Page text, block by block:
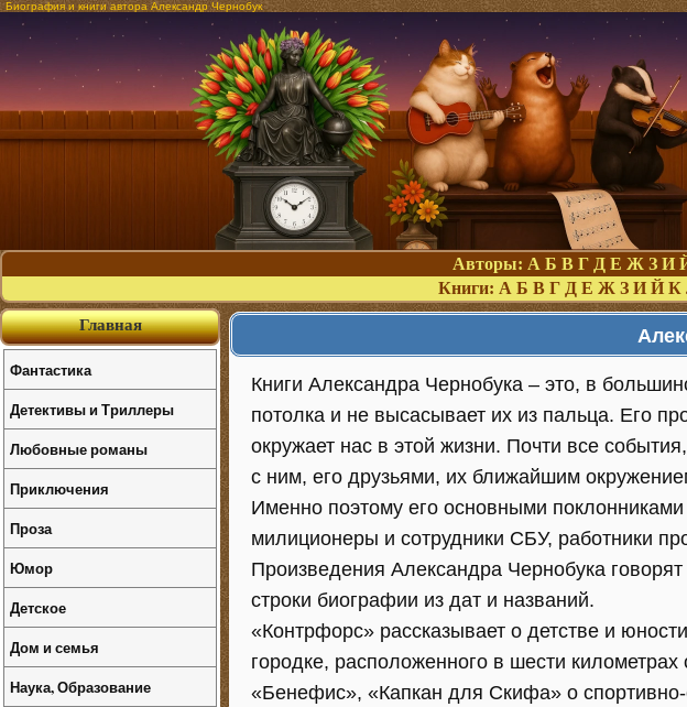
Биография и книги автора Александр Чернобук
Авторы: А Б В Г Д Е Ж З И
Книги: А Б В Г Д Е Ж З И Й К
Книги Александра Чернобука – это, в
потолка и не высасывает их из пальца. Его
окружает нас в этой жизни. Почти все
с ним, его друзьями, их ближайшим
Именно поэтому его основными
милиционеры и сотрудники СБУ, работники
Произведения Александра Чернобука
строки биографии из дат и названий.
«Контрфорс» рассказывает о детстве и
городке, расположенного в шести
«Бенефис», «Капкан для Скифа» о
Главная
Фантастика
Детективы и Триллеры
Любовные романы
Приключения
Проза
Юмор
Детское
Дом и семья
Наука, Образование